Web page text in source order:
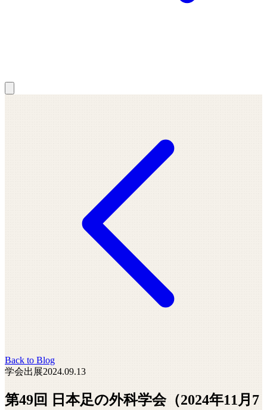
Back to Blog
学会出展2024.09.13
第49回 日本足の外科学会（2024年11月7